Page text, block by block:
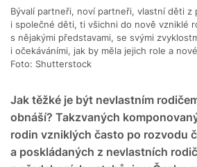
Jak těžké je být nevlastním
obnáší? Takzvaných
rodin vzniklých často po rozvodu
a poskládaných z nevlastních
Bývalí partneři, noví partneři, vlastní děti z
i společné děti, ti všichni do nově vzniklé
s nějakými představami, se svými
i očekáváními, jak by měla jejich role a
Foto: Shutterstock